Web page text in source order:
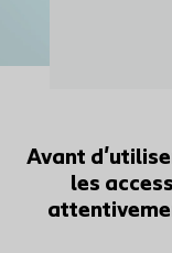
Avant
les